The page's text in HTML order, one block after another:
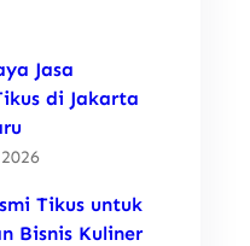
Jasa
di Jakarta
Tikus untuk
Bisnis Kuliner